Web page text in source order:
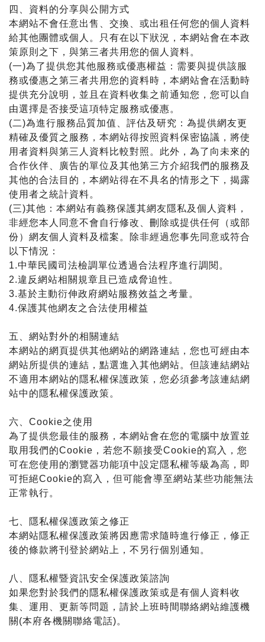
四、資料的分享與公開方式
本網站不會任意出售、交換、或出租任何您的個人資料
給其他團體或個人。只有在以下狀況，本網站會在本政
策原則之下，與第三者共用您的個人資料。
(一)為了提供您其他服務或優惠權益：需要與提供該服
務或優惠之第三者共用您的資料時，本網站會在活動時
提供充分說明，並且在資料收集之前通知您，您可以自
由選擇是否接受這項特定服務或優惠。
(二)為進行服務品質加值、評估及研究：為提供網友更
精確及優質之服務，本網站得按照資料保密協議，將使
用者資料與第三人資料比較對照。此外，為了向未來的
合作伙伴、廣告的單位及其他第三方介紹我們的服務及
其他的合法目的，本網站得在不具名的情形之下，揭露
使用者之統計資料。
(三)其他：本網站有義務保護其網友隱私及個人資料，
非經您本人同意不會自行修改、刪除或提供任何（或部
份）網友個人資料及檔案。除非經過您事先同意或符合
以下情況：
1.中華民國司法檢調單位透過合法程序進行調閱。
2.違反網站相關規章且已造成脅迫性。
3.基於主動衍伸政府網站服務效益之考量。
4.保護其他網友之合法使用權益
五、網站對外的相關連結
本網站的網頁提供其他網站的網路連結，您也可經由本
網站所提供的連結，點選進入其他網站。但該連結網站
不適用本網站的隱私權保護政策，您必須參考該連結網
站中的隱私權保護政策。
六、Cookie之使用
為了提供您最佳的服務，本網站會在您的電腦中放置並
取用我們的Cookie，若您不願接受Cookie的寫入，您
可在您使用的瀏覽器功能項中設定隱私權等級為高，即
可拒絕Cookie的寫入，但可能會導至網站某些功能無法
正常執行。
七、隱私權保護政策之修正
本網站隱私權保護政策將因應需求隨時進行修正，修正
後的條款將刊登於網站上，不另行個別通知。
八、隱私權暨資訊安全保護政策諮詢
如果您對於我們的隱私權保護政策或是有個人資料收
集、運用、更新等問題，請於上班時間聯絡網站維護機
關(本府各機關聯絡電話)。